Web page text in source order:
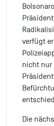
verfügt
nicht nur
Die